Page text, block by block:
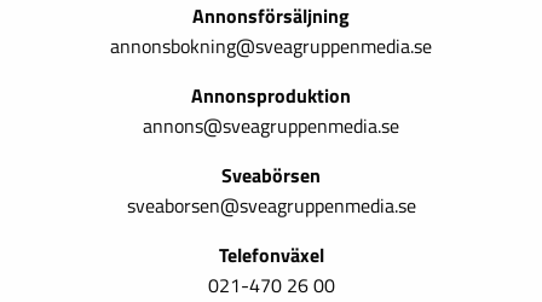
Annonsförsäljning
annonsbokning@sveagruppenmedia.se
Annonsproduktion
annons@sveagruppenmedia.se
Sveabörsen
sveaborsen@sveagruppenmedia.se
Telefonväxel
021-470 26 00